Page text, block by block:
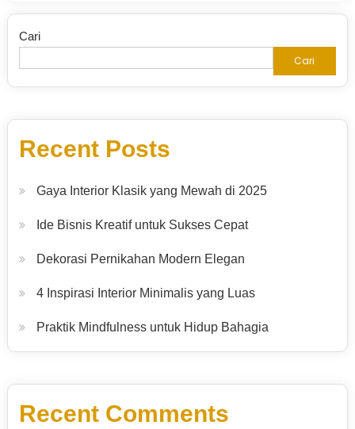
Cari
Cari
Recent Posts
Gaya Interior Klasik yang Mewah di 2025
Ide Bisnis Kreatif untuk Sukses Cepat
Dekorasi Pernikahan Modern Elegan
4 Inspirasi Interior Minimalis yang Luas
Praktik Mindfulness untuk Hidup Bahagia
Recent Comments